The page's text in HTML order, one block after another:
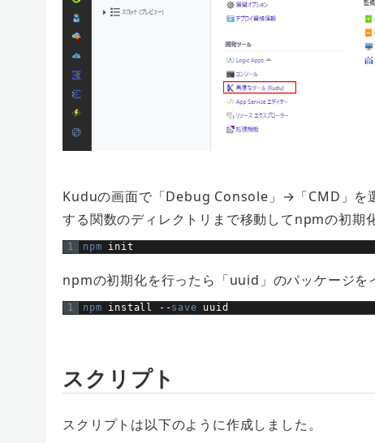
Kuduの画面で「Debug Console」→「CMD」を
する関数のディレクトリまで移動してnpmの初期
1 npm init
npmの初期化を行ったら「uuid」のパッケージを
1 npm install --save uuid
スクリプト
スクリプトは以下のように作成しました。